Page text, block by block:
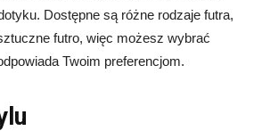
Dostępne są różne rodzaje futra,
futro, więc możesz wybrać
Twoim preferencjom.